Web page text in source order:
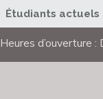
Étudiants actuels
Heures d’ouverture